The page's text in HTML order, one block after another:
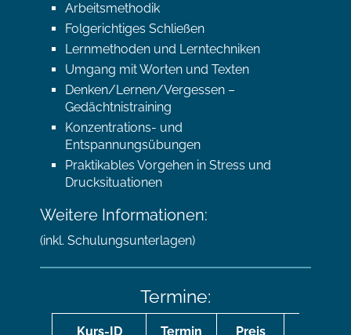
Arbeitsmethodik
Folgerichtiges Schließen
Lernmethoden und Lerntechniken
Umgang mit Worten und Texten
Denken/Lernen/Vergessen –
Gedächtnistraining
Konzentrations- und
Entspannungsübungen
Praktikables Vorgehen in Stress und
Drucksituationen
Weitere Informationen:
(inkl. Schulungsunterlagen)
Termine:
Kurs-ID Termin Preis